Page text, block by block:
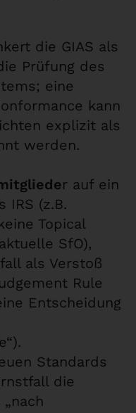
die GIAS als
Prüfung des
eine
kann
explizit als
werden.
r auf ein
IRS (z.B.
Topical
SfO),
als Verstoß
Rule
Entscheidung
Standards
die